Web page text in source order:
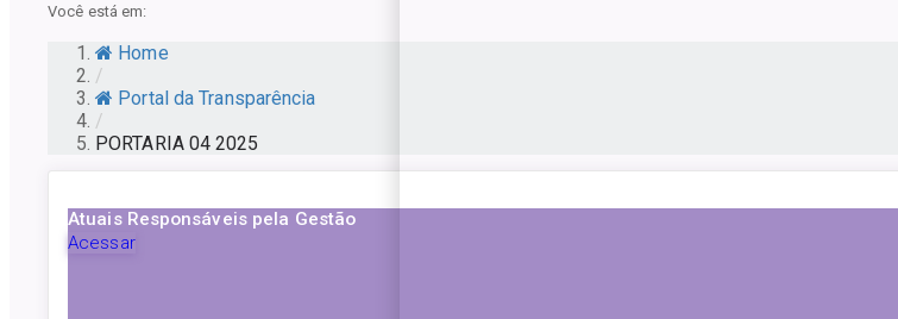
Você está em:
Home
/
Portal da Transparência
/
PORTARIA 04 2025
Atuais Responsáveis pela Gestão
Acessar